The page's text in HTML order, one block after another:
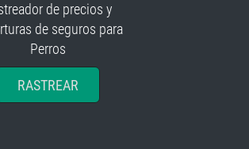
de precios y
de seguros para
Perros
RASTREAR